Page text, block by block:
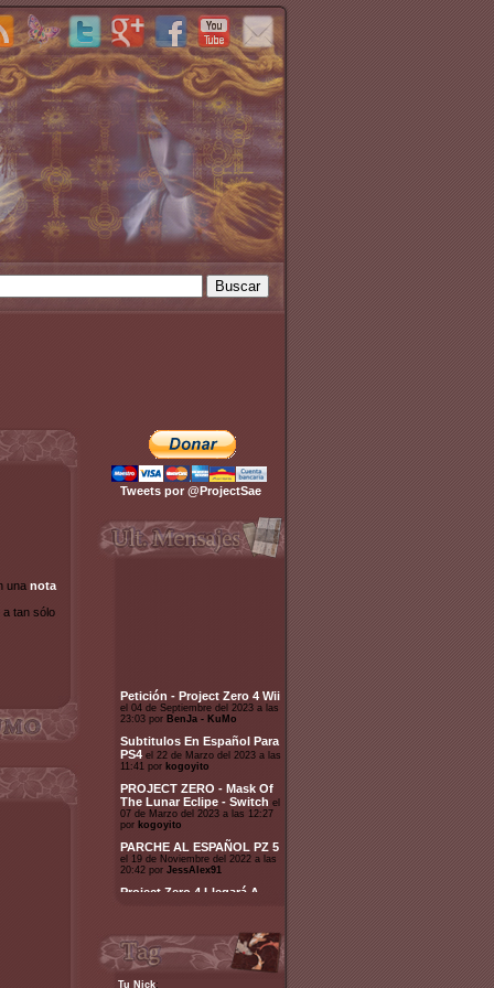
una nota
a tan sólo
Tweets por @ProjectSae
Subtitulos En Español Para
PS4el 22 de Marzo del 2023 a las
PROJECT ZERO - Mask Of
The Lunar Eclipe - Switch
porkogoyito
PARCHE AL ESPAÑOL PZ 5
el 19 de Noviembre del 2022 a las
Project Zero 4 Llegará A
PlayStation, Xbox, Switch Y
PC A Principios De 2023
Discord el 02 de Mayo del 2022
a las 14:34 por
mangumanspain30
Tu Nick: